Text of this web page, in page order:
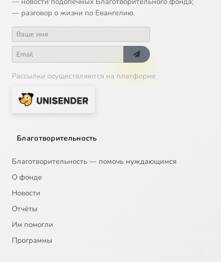
14
15
16
19
21
22
— разговор о жизни по Евангелию.
Рассылки осуществляются на платформе
Благотворительность
Благотворительность — помочь нуждающимся
О фонде
Новости
Отчёты
Им помогли
Программы